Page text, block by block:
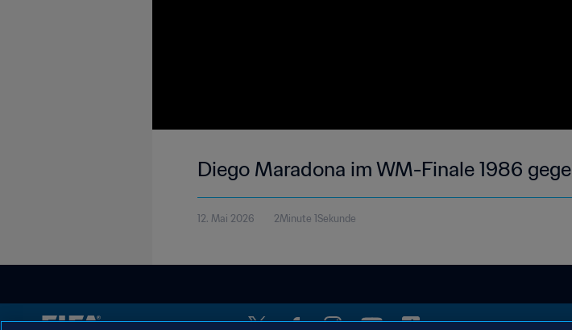
Diego Maradona im WM-Finale 1986
12. Mai 2026 2Minute 1Sekunde